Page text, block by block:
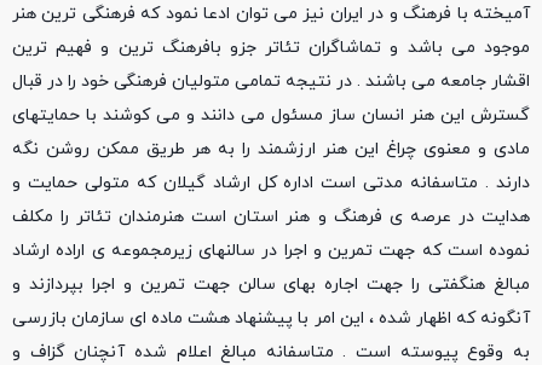
آمیخته با فرهنگ و در ایران نیز می توان ادعا نمود که فرهنگی ترین هنر
موجود می باشد و تماشاگران تئاتر جزو بافرهنگ ترین و فهیم ترین
اقشار جامعه می باشند . در نتیجه تمامی متولیان فرهنگی خود را در قبال
گسترش این هنر انسان ساز مسئول می دانند و می کوشند با حمایتهای
مادی و معنوی چراغ این هنر ارزشمند را به هر طریق ممکن روشن نگه
دارند . متاسفانه مدتی است اداره کل ارشاد گیلان که متولی حمایت و
هدایت در عرصه ی فرهنگ و هنر استان است هنرمندان تئاتر را مکلف
نموده است که جهت تمرین و اجرا در سالنهای زیرمجموعه ی اراده ارشاد
مبالغ هنگفتی را جهت اجاره بهای سالن جهت تمرین و اجرا بپردازند و
آنگونه که اظهار شده ، این امر با پیشنهاد هشت ماده ای سازمان بازرسی
به وقوع پیوسته است . متاسفانه مبالغ اعلام شده آنچنان گزاف و